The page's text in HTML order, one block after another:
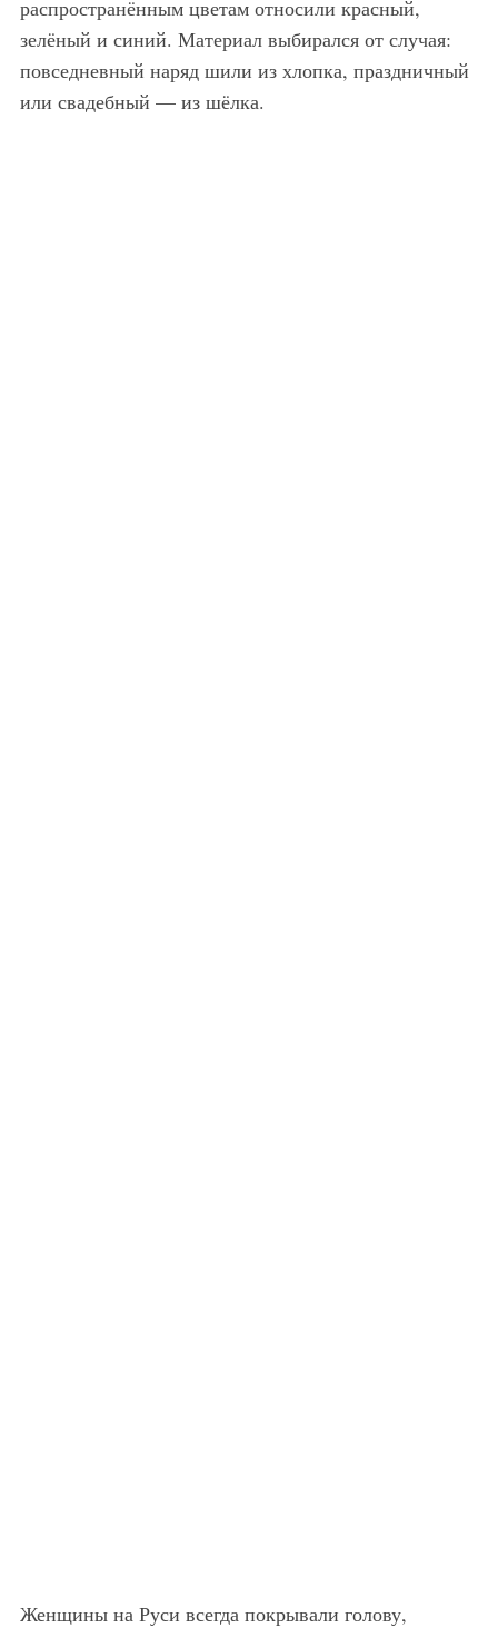
распространённым цветам относили красный,
зелёный и синий. Материал выбирался от случая:
повседневный наряд шили из хлопка, праздничный
или свадебный — из шёлка.
Женщины на Руси всегда покрывали голову,